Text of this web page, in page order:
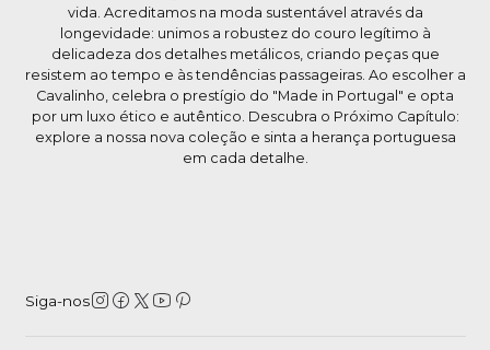
vida. Acreditamos na moda sustentável através da
longevidade: unimos a robustez do couro legítimo à
delicadeza dos detalhes metálicos, criando peças que
resistem ao tempo e às tendências passageiras. Ao escolher a
Cavalinho, celebra o prestígio do "Made in Portugal" e opta
por um luxo ético e autêntico. Descubra o Próximo Capítulo:
explore a nossa nova coleção e sinta a herança portuguesa
em cada detalhe.
Siga-nos